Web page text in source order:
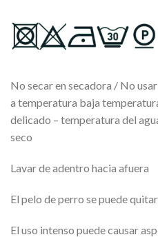
No secar en secadora / No
a temperatura baja
delicado – temperatura del
seco
Lavar de adentro hacia afuera
El pelo de perro se puede
El uso intenso puede causar